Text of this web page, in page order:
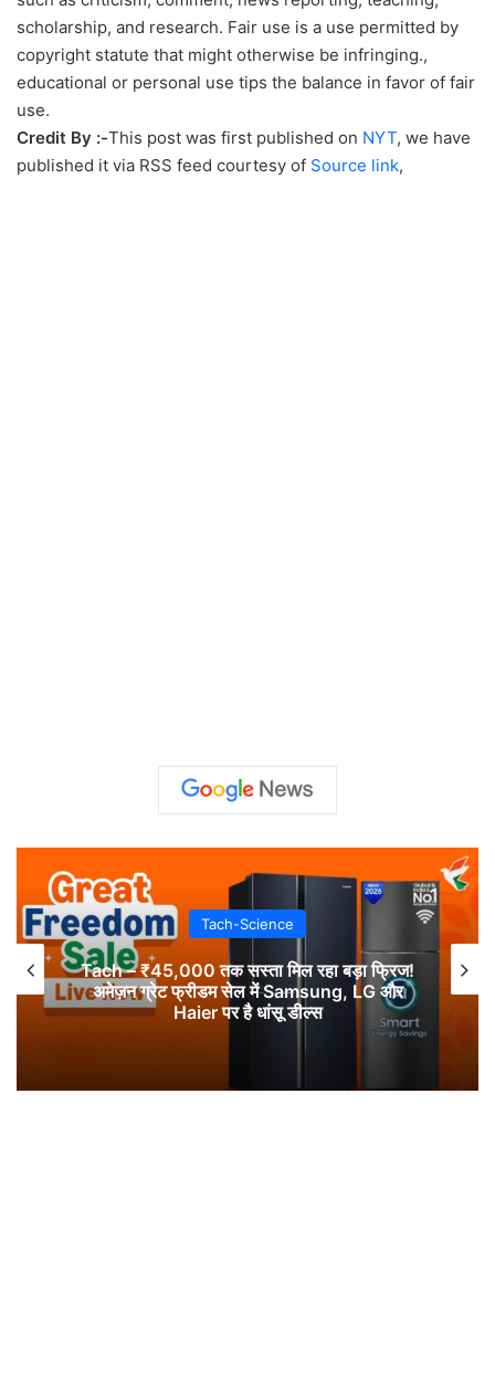
scholarship, and research. Fair use is a use permitted by
copyright statute that might otherwise be infringing.,
educational or personal use tips the balance in favor of fair
use.
Credit By :-This post was first published on NYT, we have
published it via RSS feed courtesy of Source link,
Tach-Science
Tach – ₹45,000 तक सस्ता मिल रहा बड़ा फ्रिज!
अमेज़न ग्रेट फ्रीडम सेल में Samsung, LG और
Haier पर है धांसू डील्स